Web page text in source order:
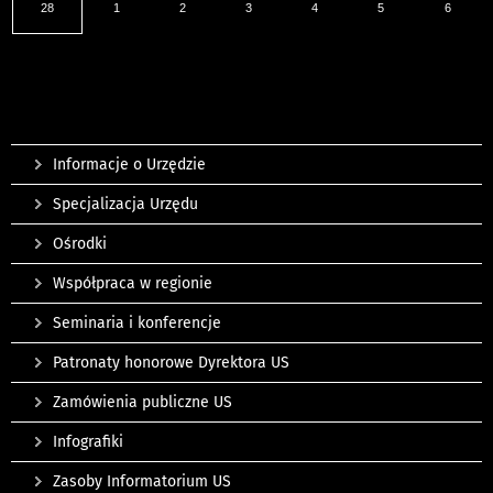
28 1 2 3 4 5 6
Informacje o Urzędzie
Specjalizacja Urzędu
Ośrodki
Współpraca w regionie
Seminaria i konferencje
Patronaty honorowe Dyrektora US
Zamówienia publiczne US
Infografiki
Zasoby Informatorium US